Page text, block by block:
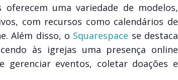
oferecem uma variedade de modelos,
com recursos como calendários de
Além disso, o Squarespace se destaca
às igrejas uma presença online
gerenciar eventos, coletar doações e